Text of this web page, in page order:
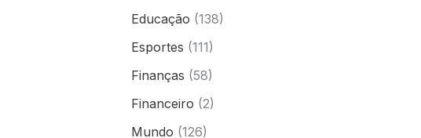
Educação (138)
Esportes (111)
Finanças (58)
Financeiro (2)
Mundo (126)